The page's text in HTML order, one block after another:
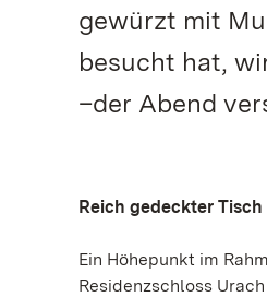
gewürzt mit
besucht hat,
–der Abend
Reich gedeckter
Ein Höhepunkt im
Residenzschloss